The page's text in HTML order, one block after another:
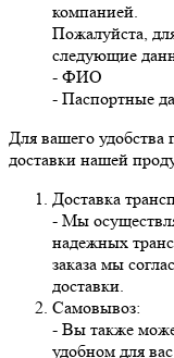
компанией.
Пожалуйста,
следующие
- ФИО
- Паспортные
Для вашего
доставки нашей
Доставка
- Мы
надежных
заказа мы
доставки.
Самовывоз:
- Вы также
удобном для